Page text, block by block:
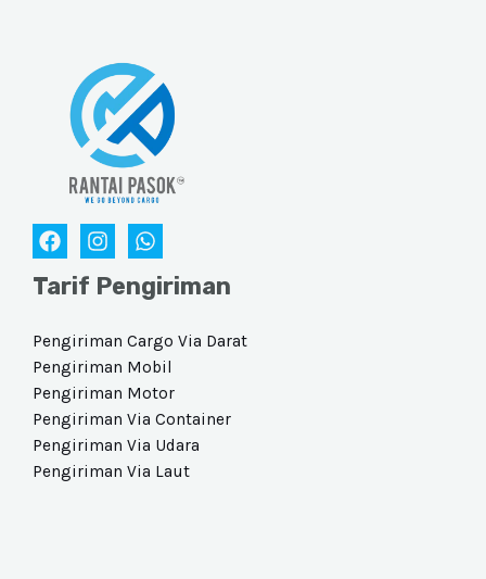
Tarif Pengiriman
Pengiriman Cargo Via Darat​
Pengiriman Mobil
Pengiriman Motor
Pengiriman Via Container
Pengiriman Via Udara​
Pengiriman Via Laut